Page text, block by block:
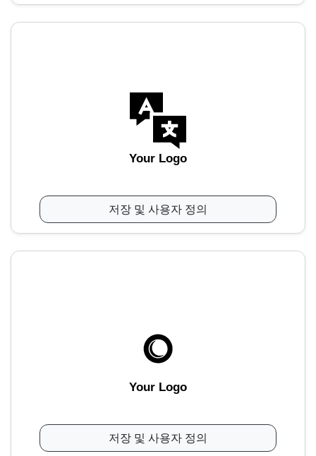
Your Logo
저장 및 사용자 정의
Your Logo
저장 및 사용자 정의